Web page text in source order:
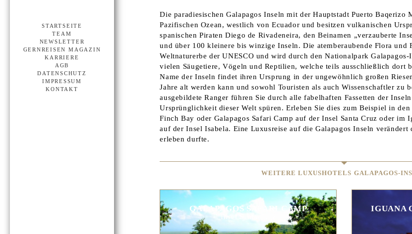
STARTSEITE
TEAM
NEWSLETTER
GERNREISEN MAGAZIN
KARRIERE
AGB
DATENSCHUTZ
IMPRESSUM
KONTAKT
Die paradiesischen Galapagos Inseln mit der Hauptstadt Puerto Baqerizo
Pazifischen Ozean, westlich von Ecuador und besitzen vulkanischen
spanischen Piraten Diego de Rivadeneira, den Beinamen „verzauberte
und über 100 kleinere bis winzige Inseln. Die atemberaubende Flora und
Weltnaturerbe der UNESCO und wird durch den Nationalpark
vielen Säugetiere, Vögeln und Reptilien, welche teils ausschließlich dort
Name der Inseln findet ihren Ursprung in der ungewöhnlich großen
Jahre alt werden kann und sowohl Touristen als auch Wissenschaftler zu
ausgebildete Ranger führen Sie durch alle fabelhaften Fassetten der
Ursprünglichkeit dieser Welt spüren. Erleben Sie dies zum Beispiel in
Finch Bay oder Galapagos Safari Camp auf der Insel Santa Cruz oder im
auf der Insel Isabela. Eine Luxusreise auf die Galapagos Inseln verändert
erleben durfte.
WEITERE LUXUSHOTELS GALAPAGOS-
GALAPAGOS SAFARI CAMP
Insel Santa Cruz
IGUANA